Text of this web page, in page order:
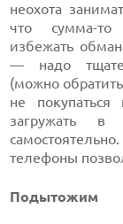
неохота
что сумма-то
избежать
— надо
(можно
не
загружать
телефоны
Подытожим